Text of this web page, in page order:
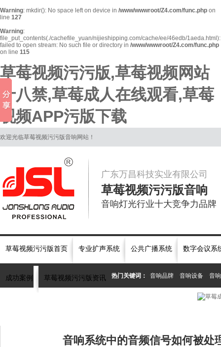
Warning: mkdir(): No space left on device in /www/wwwroot/Z4.com/func.php on
line 127
Warning:
file_put_contents(./cachefile_yuan/nijieshipping.com/cache/ee/46edb/1aeda.html):
failed to open stream: No such file or directory in /www/wwwroot/Z4.com/func.php
on line 115
草莓视频污污版,草莓视频网站
十八禁,草莓成人在线观看,草莓
视频APP污版下载
欢迎光临草莓视频污污版音响网站！
广东万昌科技实业有限公司
草莓视频污污版音响
音响灯光行业十大竞争力品牌
草莓视频污污版首页 专业扩声系统 公共广播系统 数字会议系
成功案例 草莓视频污污版资讯 热门关键词： 音响品牌 音响设备 音
音响系统中的音频信号如何被处